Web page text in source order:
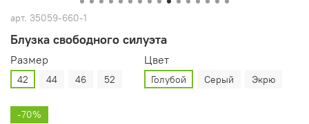
арт. 35059-660-1
Блузка свободного силуэта
Размер
42 44 46 52
Цвет
Голубой Серый Экрю
-70%